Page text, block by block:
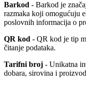
Barkod - Barkod je
razmaka koji omogućuju
poslovnih informacija o
QR kod - QR kod je tip
čitanje podataka.
Tarifni broj - Unikatna
dobara, sirovina i